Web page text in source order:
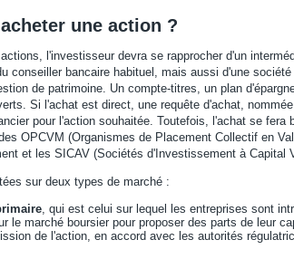
une action ?
l'investisseur devra se rapprocher d'un
conseiller bancaire habituel, mais aussi d'une
de patrimoine. Un compte-titres, un plan
Si l'achat est direct, une requête d'achat,
pour l'action souhaitée. Toutefois, l'achat se fera
OPCVM (Organismes de Placement Collectif en
et les SICAV (Sociétés d'Investissement à Capital
sur deux types de marché :
, qui est celui sur lequel les entreprises sont
le marché boursier pour proposer des parts de leur
de l'action, en accord avec les autorités